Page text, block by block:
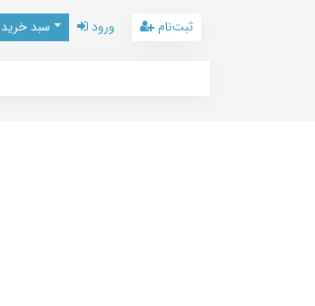
سبد خرید ورود ثبت‌نام